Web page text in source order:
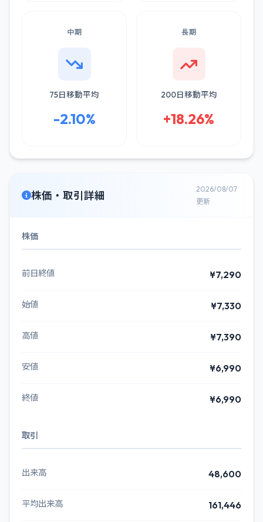
中期
75日移動平均
-2.10%
長期
200日移動平均
+18.26%
株価・取引詳細
2026/08/07
更新
株価
前日終値 ¥7,290
始値 ¥7,330
高値 ¥7,390
安値 ¥6,990
終値 ¥6,990
取引
出来高 48,600
平均出来高 161,446